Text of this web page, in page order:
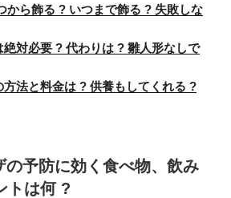
から飾る ? いつまで飾る ? 失敗しな
対必要 ? 代わりは ? 雛人形なしで
法と料金は ? 供養もしてくれる ?
の予防に効く食べ物、飲み
トは何 ?